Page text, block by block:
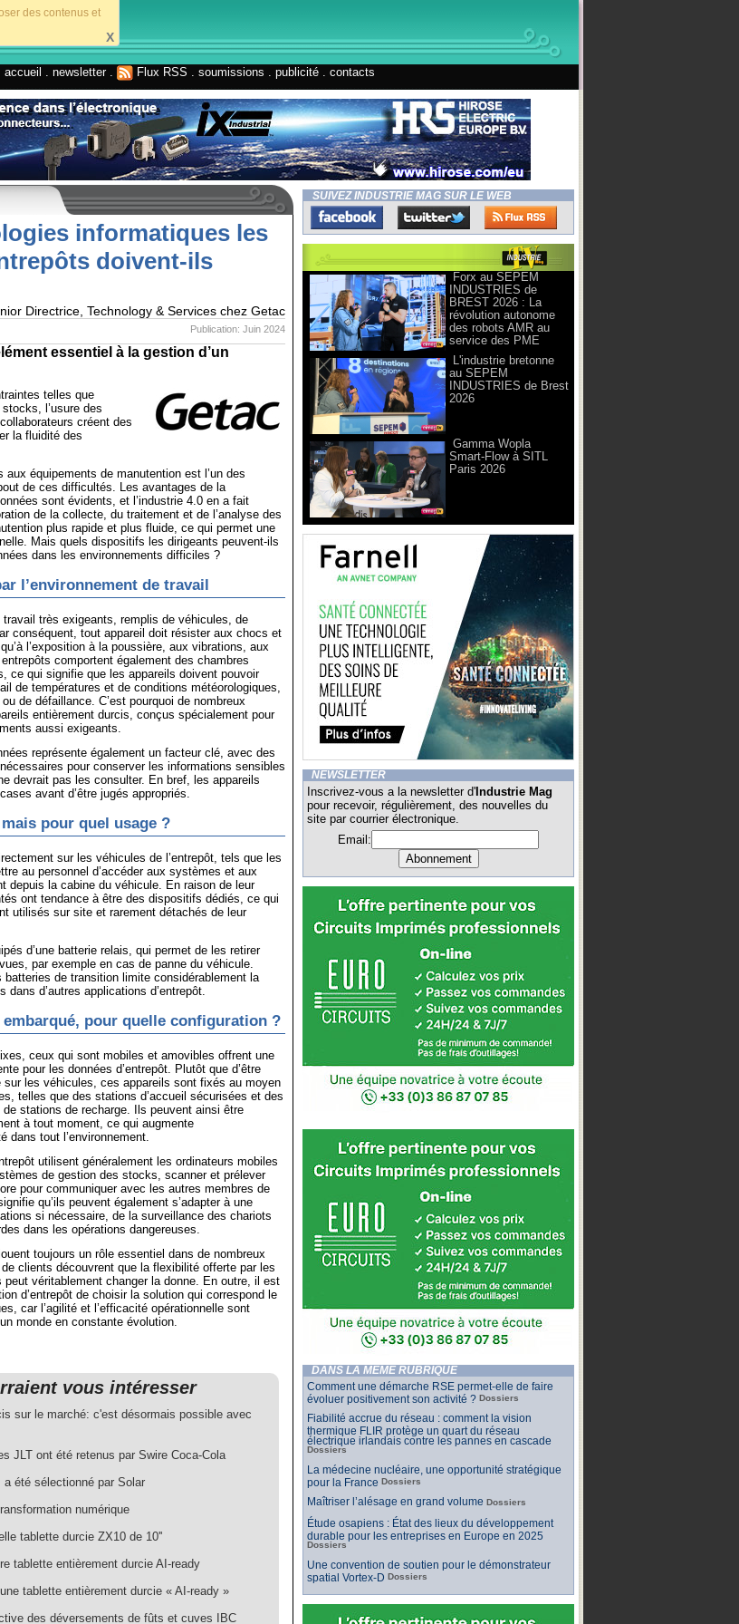
des contenus et
X
accueil newsletter. Flux RSS soumissions publicité contacts
informatiques les
doivent-ils
Directrice, Technology & Services chez Getac
Publication: Juin 2024
essentiel à la gestion d’un
telles que
l’usure des
créent des
la fluidité des
aux équipements de manutention est l’un des
de ces difficultés. Les avantages de la
sont évidents, et l’industrie 4.0 en a fait
de la collecte, du traitement et de l’analyse des
plus rapide et plus fluide, ce qui permet une
Mais quels dispositifs les dirigeants peuvent-ils
dans les environnements difficiles ?
l’environnement de travail
très exigeants, remplis de véhicules, de
conséquent, tout appareil doit résister aux chocs et
l’exposition à la poussière, aux vibrations, aux
comportent également des chambres
ce qui signifie que les appareils doivent pouvoir
de températures et de conditions météorologiques,
de défaillance. C’est pourquoi de nombreux
entièrement durcis, conçus spécialement pour
aussi exigeants.
représente également un facteur clé, avec des
pour conserver les informations sensibles
devrait pas les consulter. En bref, les appareils
avant d’être jugés appropriés.
pour quel usage ?
sur les véhicules de l’entrepôt, tels que les
au personnel d’accéder aux systèmes et aux
depuis la cabine du véhicule. En raison de leur
ont tendance à être des dispositifs dédiés, ce qui
utilisés sur site et rarement détachés de leur
d’une batterie relais, qui permet de les retirer
par exemple en cas de panne du véhicule.
de transition limite considérablement la
d’autres applications d’entrepôt.
pour quelle configuration ?
ceux qui sont mobiles et amovibles offrent une
pour les données d’entrepôt. Plutôt que d’être
sur les véhicules, ces appareils sont fixés au moyen
telles que des stations d’accueil sécurisées et des
stations de recharge. Ils peuvent ainsi être
à tout moment, ce qui augmente
dans tout l’environnement.
utilisent généralement les ordinateurs mobiles
de gestion des stocks, scanner et prélever
pour communiquer avec les autres membres de
qu’ils peuvent également s’adapter à une
si nécessaire, de la surveillance des chariots
dans les opérations dangereuses.
toujours un rôle essentiel dans de nombreux
clients découvrent que la flexibilité offerte par les
véritablement changer la donne. En outre, il est
d’entrepôt de choisir la solution qui correspond le
car l’agilité et l’efficacité opérationnelle sont
monde en constante évolution.
vous intéresser
sur le marché: c'est désormais possible avec
JLT ont été retenus par Swire Coca-Cola
été sélectionné par Solar
numérique
tablette durcie ZX10 de 10''
tablette entièrement durcie AI-ready
tablette entièrement durcie « AI-ready »
des déversements de fûts et cuves IBC
SUIVEZ INDUSTRIE MAG SUR LE WEB
Forx au SEPEM
INDUSTRIES de
BREST 2026 : La
révolution autonome
des robots AMR au
service des PME
L'industrie bretonne
au SEPEM
INDUSTRIES de Brest
2026
Gamma Wopla
Smart-Flow à SITL
Paris 2026
NEWSLETTER
Inscrivez-vous a la newsletter d' Industrie Mag
pour recevoir, régulièrement, des nouvelles du
site par courrier électronique.
Email:
DANS LA MÊME RUBRIQUE
Comment une démarche RSE permet-elle de faire
évoluer positivement son activité ? Dossiers
Fiabilité accrue du réseau : comment la vision
thermique FLIR protège un quart du réseau
électrique irlandais contre les pannes en cascade
Dossiers
La médecine nucléaire, une opportunité stratégique
pour la France Dossiers
Maîtriser l’alésage en grand volume Dossiers
Étude osapiens : État des lieux du développement
durable pour les entreprises en Europe en 2025
Dossiers
Une convention de soutien pour le démonstrateur
spatial Vortex-D Dossiers